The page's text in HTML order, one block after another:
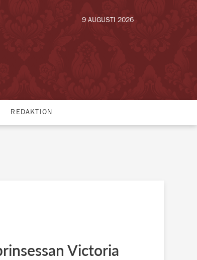
9 AUGUSTI 2026
REDAKTION
Victoria